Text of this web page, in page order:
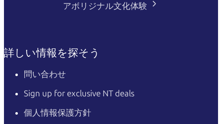
アボリジナル文化体験
詳しい情報を探そう
問い合わせ
Sign up for exclusive NT deals
個人情報保護方針